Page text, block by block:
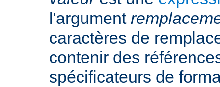
l'argument
caractères de
contenir des
spécificateurs de